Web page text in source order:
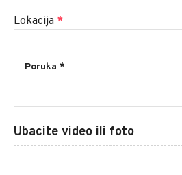
Lokacija *
Ubacite video ili foto